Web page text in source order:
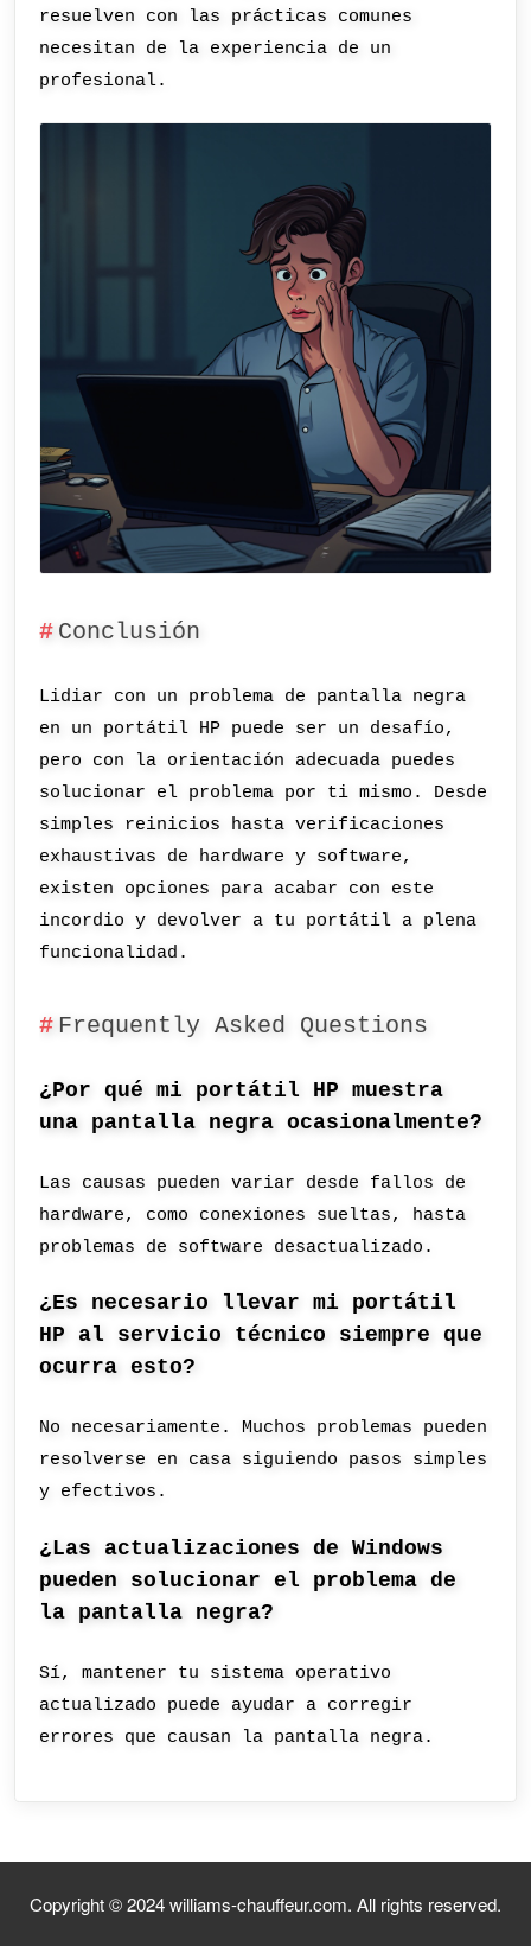
resuelven con las prácticas comunes
necesitan de la experiencia de un
profesional.
Conclusión
Lidiar con un problema de pantalla negra
en un portátil HP puede ser un desafío,
pero con la orientación adecuada puedes
solucionar el problema por ti mismo. Desde
simples reinicios hasta verificaciones
exhaustivas de hardware y software,
existen opciones para acabar con este
incordio y devolver a tu portátil a plena
funcionalidad.
Frequently Asked Questions
¿Por qué mi portátil HP muestra
una pantalla negra ocasionalmente?
Las causas pueden variar desde fallos de
hardware, como conexiones sueltas, hasta
problemas de software desactualizado.
¿Es necesario llevar mi portátil
HP al servicio técnico siempre que
ocurra esto?
No necesariamente. Muchos problemas pueden
resolverse en casa siguiendo pasos simples
y efectivos.
¿Las actualizaciones de Windows
pueden solucionar el problema de
la pantalla negra?
Sí, mantener tu sistema operativo
actualizado puede ayudar a corregir
errores que causan la pantalla negra.
Copyright © 2024 williams-chauffeur.com. All rights reserved.